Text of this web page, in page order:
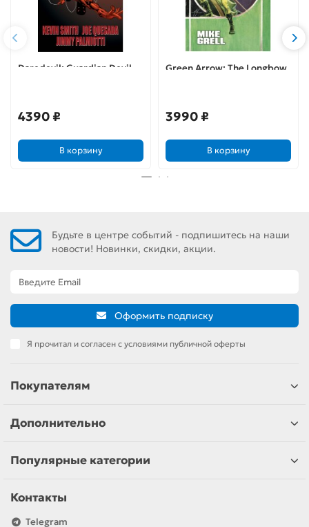
Daredevil: Guardian Devil
4390 ₽
В корзину
Green Arrow: The Longbow
3990 ₽
В корзину
Будьте в центре событий - подпишитесь на наши
новости! Новинки, скидки, акции.
Оформить подписку
Я прочитал и согласен с условиями публичной оферты
Покупателям
Дополнительно
Популярные категории
Контакты
Telegram